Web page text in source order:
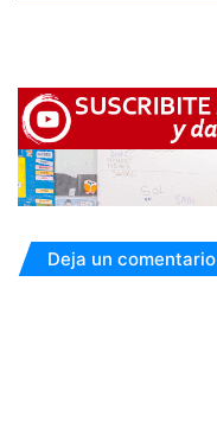
Deja un comentario